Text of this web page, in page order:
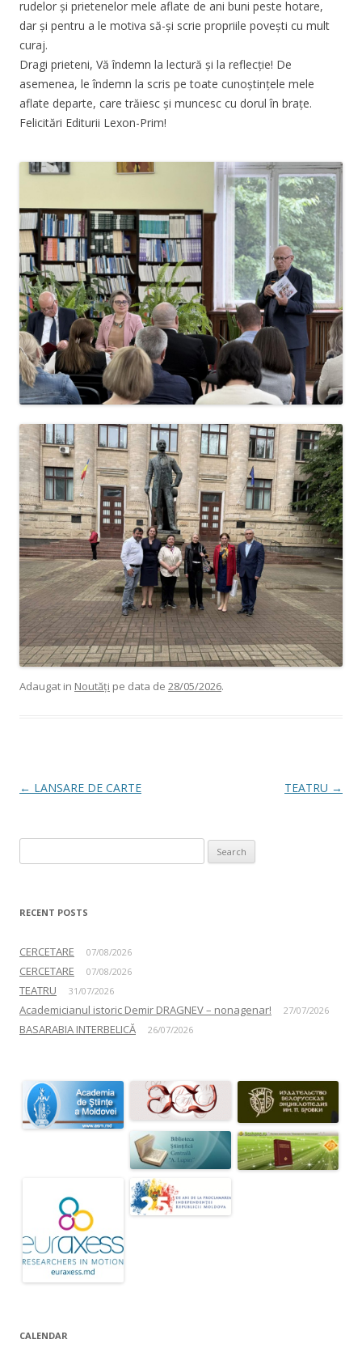
rudelor și prietenelor mele aflate de ani buni peste hotare,
dar și pentru a le motiva să-și scrie propriile povești cu mult
curaj.
Dragi prieteni, Vă îndemn la lectură și la reflecție! De
asemenea, le îndemn la scris pe toate cunoștințele mele
aflate departe, care trăiesc și muncesc cu dorul în brațe.
Felicitări Editurii Lexon-Prim!
Adaugat in Noutăți pe data de 28/05/2026.
Post navigation
← LANSARE DE CARTE TEATRU →
RECENT POSTS
CERCETARE 07/08/2026
CERCETARE 07/08/2026
TEATRU 31/07/2026
Academicianul istoric Demir DRAGNEV – nonagenar! 27/07/2026
BASARABIA INTERBELICĂ 26/07/2026
CALENDAR